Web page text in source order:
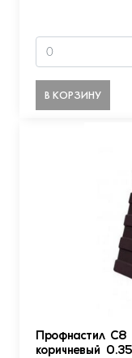
В КОРЗИНУ
Профнастил
коричневый